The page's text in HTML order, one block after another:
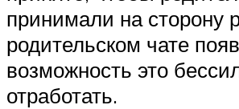
принимали на сторону
родительском чате
возможность это
отработать.